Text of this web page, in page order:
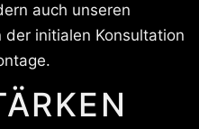
auch unseren
initialen Konsultation